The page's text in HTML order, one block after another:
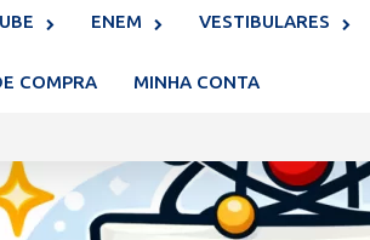
ENEM VESTIBULARES
COMPRA MINHA CONTA